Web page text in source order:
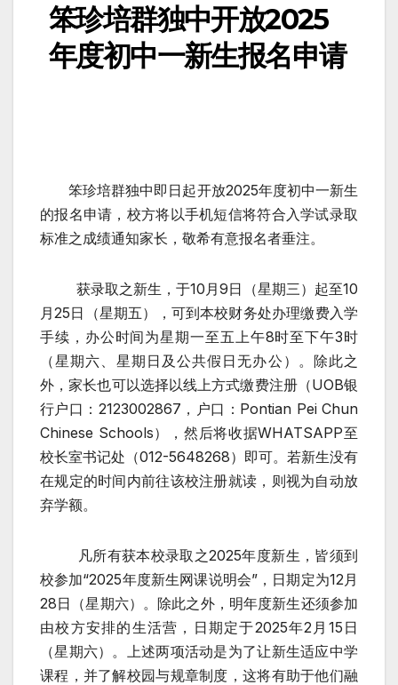
笨珍培群独中开放2025
年度初中一新生报名申请
笨珍培群独中即日起开放2025年度初中一新生
的报名申请，校方将以手机短信将符合入学试录取
标准之成绩通知家长，敬希有意报名者垂注。
获录取之新生 ，于10 月9日（星期三）起至10
月25日（星期五），可到本校财务处办理缴费入学
手续，办公时间为星期一至五上午8时至下午3时
（星期六、星期日及公共假日无办公）。除此之
外，家长也可以选择以线上方式缴费注册（UOB银
行户口： 2123002867 ，户口： Pontian Pei Chun
Chinese Schools） ，然后将收据WHATSAPP至
校长室书记处（012-5648268）即可。 若新生没有
在规定的时间内前往该校注册就读，则视为自动放
弃学额。
凡所有获本校录取之2025年度新生，皆须到
校参加“2025年度新生网课说明会”，日期定为12 月
28日（星期六）。除此之外，明年度新生还须参加
由校方安排的生活营，日期定于2025年2 月 15 日
（星期六）。上述两项活动是为了让新生适应中学
课程，并了解校园与规章制度，这将有助于他们融